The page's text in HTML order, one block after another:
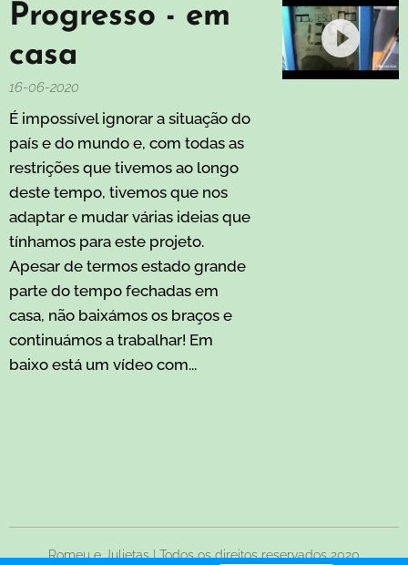
Progresso - em
casa
16-06-2020
É impossível ignorar a situação do
país e do mundo e, com todas as
restrições que tivemos ao longo
deste tempo, tivemos que nos
adaptar e mudar várias ideias que
tínhamos para este projeto.
Apesar de termos estado grande
parte do tempo fechadas em
casa, não baixámos os braços e
continuámos a trabalhar! Em
baixo está um vídeo com...
Romeu e Julietas | Todos os direitos reservados 2020